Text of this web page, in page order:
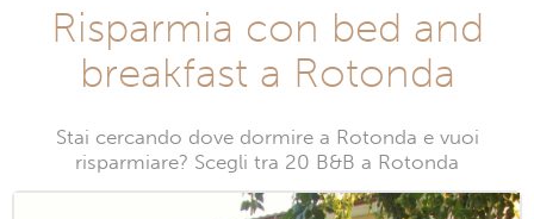
Risparmia con bed and
breakfast a Rotonda
Stai cercando dove dormire a Rotonda e vuoi
risparmiare? Scegli tra 20 B&B a Rotonda